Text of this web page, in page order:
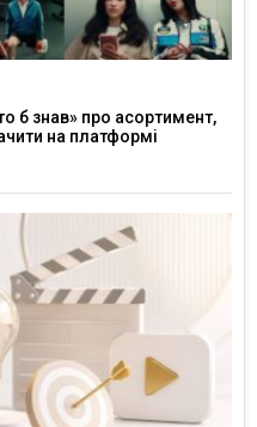
б знав» про асортимент,
на платформі